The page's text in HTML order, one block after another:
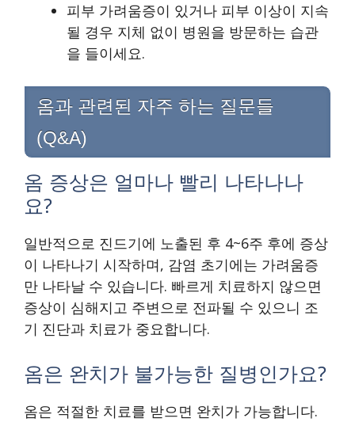
피부 가려움증이 있거나 피부 이상이 지속
될 경우 지체 없이 병원을 방문하는 습관
을 들이세요.
옴과 관련된 자주 하는 질문들
(Q&A)
옴 증상은 얼마나 빨리 나타나나
요?
일반적으로 진드기에 노출된 후 4~6주 후에 증상
이 나타나기 시작하며, 감염 초기에는 가려움증
만 나타날 수 있습니다. 빠르게 치료하지 않으면
증상이 심해지고 주변으로 전파될 수 있으니 조
기 진단과 치료가 중요합니다.
옴은 완치가 불가능한 질병인가요?
옴은 적절한 치료를 받으면 완치가 가능합니다.